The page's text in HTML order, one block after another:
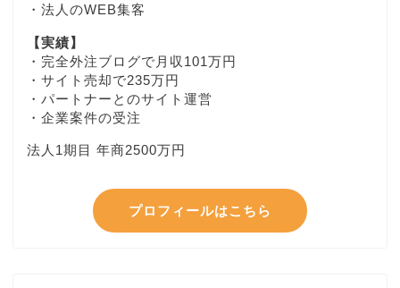
・法人のWEB集客
【実績】
・完全外注ブログで月収101万円
・サイト売却で235万円
・パートナーとのサイト運営
・企業案件の受注
法人1期目 年商2500万円
プロフィールはこちら